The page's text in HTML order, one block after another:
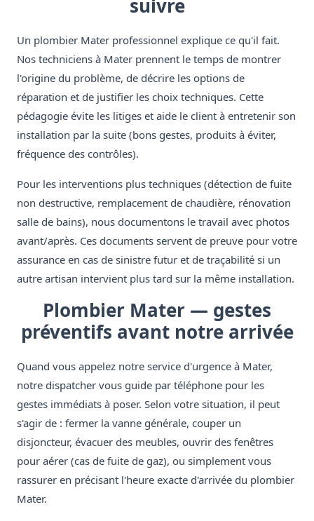
suivre
Un plombier Mater professionnel explique ce qu'il fait.
Nos techniciens à Mater prennent le temps de montrer
l'origine du problème, de décrire les options de
réparation et de justifier les choix techniques. Cette
pédagogie évite les litiges et aide le client à entretenir son
installation par la suite (bons gestes, produits à éviter,
fréquence des contrôles).
Pour les interventions plus techniques (détection de fuite
non destructive, remplacement de chaudière, rénovation
salle de bains), nous documentons le travail avec photos
avant/après. Ces documents servent de preuve pour votre
assurance en cas de sinistre futur et de traçabilité si un
autre artisan intervient plus tard sur la même installation.
Plombier Mater — gestes
préventifs avant notre arrivée
Quand vous appelez notre service d'urgence à Mater,
notre dispatcher vous guide par téléphone pour les
gestes immédiats à poser. Selon votre situation, il peut
s'agir de : fermer la vanne générale, couper un
disjoncteur, évacuer des meubles, ouvrir des fenêtres
pour aérer (cas de fuite de gaz), ou simplement vous
rassurer en précisant l'heure exacte d'arrivée du plombier
Mater.